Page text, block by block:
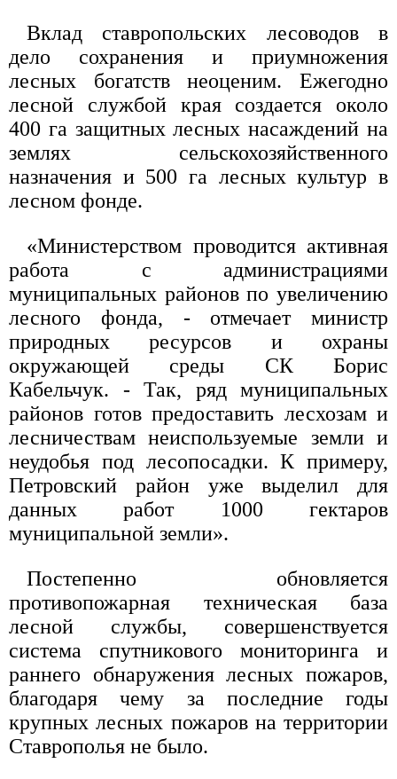
Вклад ставропольских лесоводов в
дело сохранения и приумножения
лесных богатств неоценим. Ежегодно
лесной службой края создается около
400 га защитных лесных насаждений на
землях сельскохозяйственного
назначения и 500 га лесных культур в
лесном фонде.
«Министерством проводится активная
работа с администрациями
муниципальных районов по увеличению
лесного фонда, - отмечает министр
природных ресурсов и охраны
окружающей среды СК Борис
Кабельчук. - Так, ряд муниципальных
районов готов предоставить лесхозам и
лесничествам неиспользуемые земли и
неудобья под лесопосадки. К примеру,
Петровский район уже выделил для
данных работ 1000 гектаров
муниципальной земли».
Постепенно обновляется
противопожарная техническая база
лесной службы, совершенствуется
система спутникового мониторинга и
раннего обнаружения лесных пожаров,
благодаря чему за последние годы
крупных лесных пожаров на территории
Ставрополья не было.